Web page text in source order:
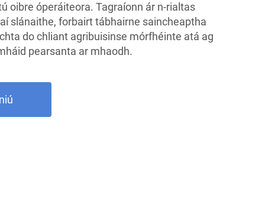
oibre óperáiteora. Tagraíonn ár n-rialtas
slánaithe, forbairt tábhairne saincheaptha
do chliant agribuisinse mórfhéinte atá ag
pearsanta ar mhaodh.